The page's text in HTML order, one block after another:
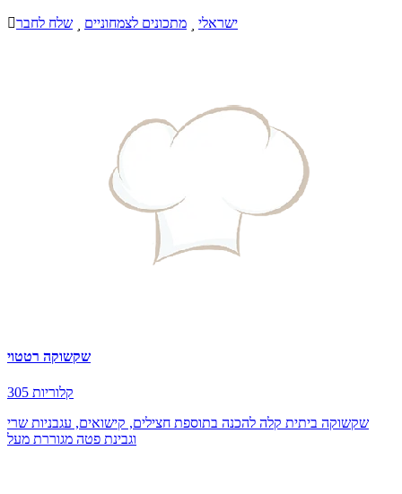
שלח לחבר מתכונים לצמחוניים ישראלי
שקשוקה רטטוי
305 קלוריות
שקשוקה ביתית קלה להכנה בתוספת חצילים, קישואים, עגבניות שרי
וגבינת פטה מגוררת מעל